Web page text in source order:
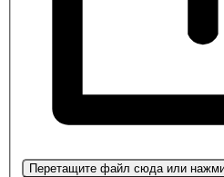
Перетащите файл сюда или